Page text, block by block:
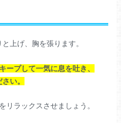
上げ、胸を張ります。
ープして一気に息を吐き、
い。
リラックスさせましょう。